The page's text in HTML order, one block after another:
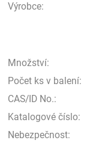
Výrobce:
Množství:
Počet ks v balení:
CAS/ID No.:
Katalogové číslo:
Nebezpečnost: